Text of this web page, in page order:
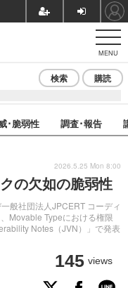
MENU
検索 購読
･脆弱性 調査･報告
の欠如の脆弱性
般社団法人JPCERT コーディ
Movable Typeにおける権限
Notes（JVN）」で発表
145 views
2026.5.25 Mon 8:00